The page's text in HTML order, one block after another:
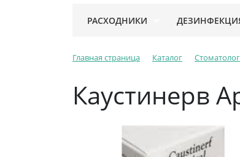
РАСХОДНИКИ
Главная страница Каталог
Каустинерв